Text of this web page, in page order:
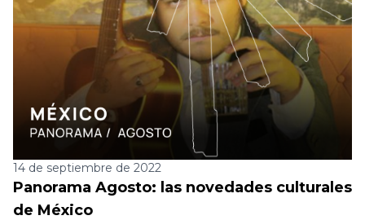
14 de septiembre de 2022
Panorama Agosto: las novedades culturales
de México